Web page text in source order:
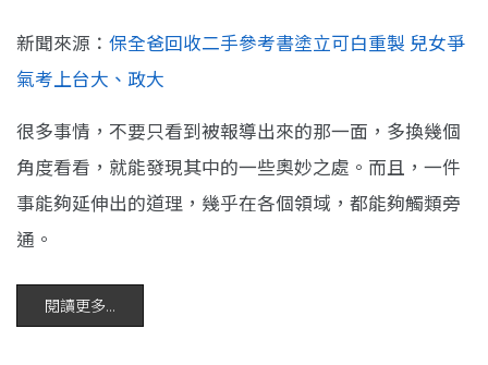
新聞來源： 保全爸回收二手參考書塗立可白重製 兒女爭
氣考上台大、政大
很多事情，不要只看到被報導出來的那一面，多換幾個
角度看看，就能發現其中的一些奧妙之處。而且，一件
事能夠延伸出的道理，幾乎在各個領域，都能夠觸類旁
通。
閱讀更多...